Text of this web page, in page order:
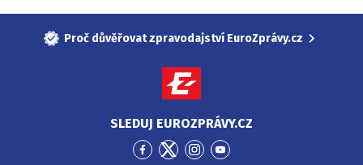
Proč důvěřovat zpravodajství EuroZprávy.cz
SLEDUJ EUROZPRÁVY.CZ
PřejítPřejítPřejítPřejít